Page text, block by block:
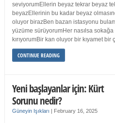
seviyorumEllerin beyaz tekrar beyaz
beyazEllerinin bu kadar beyaz
oluyor birazBen bazan istasyonu
yüzüme sürüyorumHer nasılsa sokağa
kırıyorumBir kan oluyor bir kıyamet bir
CONTINUE READING
Yeni başlayanlar için: Kürt
Sorunu nedir?
Güneyin Işıkları | February 16, 2025